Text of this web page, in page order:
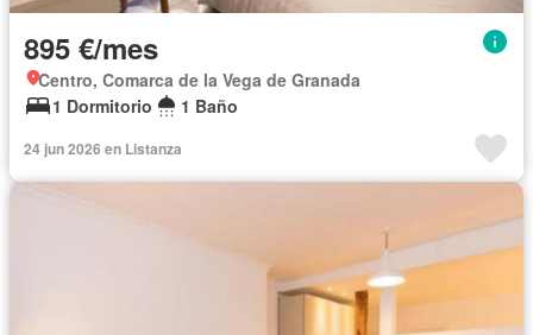
895 €/mes
Centro, Comarca de la Vega de Granada
1 Dormitorio
1 Baño
24 jun 2026 en Listanza